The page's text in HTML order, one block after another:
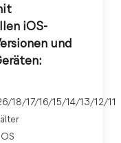
iOS-
und
18/17/16/15/14/13/12/11